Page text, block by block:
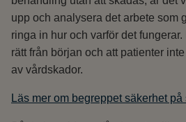
upp och analysera det arbete som
ringa in hur och varför det
rätt från början och att patienter
av vårdskador.
Läs mer om begreppet säkerhet